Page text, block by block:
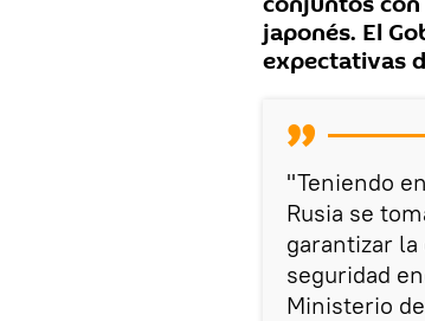
japonés. El
expectativas
"Teniendo
Rusia se
garantizar
seguridad
Ministerio